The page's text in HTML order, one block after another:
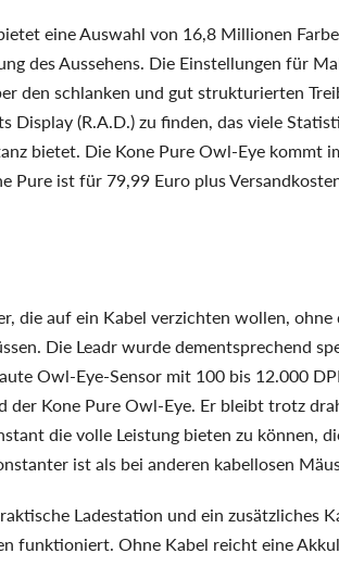
eine Auswahl von 16,8 Millionen
des Aussehens. Die Einstellungen für
den schlanken und gut strukturierten
Display (R.A.D.) zu finden, das viele
bietet. Die Kone Pure Owl-Eye kommt
Pure ist für 79,99 Euro plus
die auf ein Kabel verzichten wollen, ohne
Die Leadr wurde dementsprechend
Owl-Eye-Sensor mit 100 bis 12.000
der Kone Pure Owl-Eye. Er bleibt trotz
die volle Leistung bieten zu können,
ist als bei anderen kabellosen
Ladestation und ein zusätzliches
funktioniert. Ohne Kabel reicht eine